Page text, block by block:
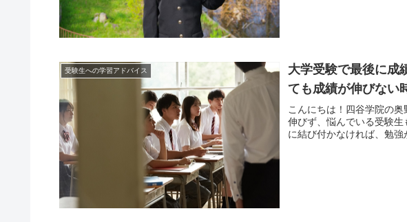
受験生への学習アドバイス
大学受験で最後に成
ても成績が伸びない
こんにちは！四谷学院の
伸びず、悩んでいる受験
に結び付かなければ、勉強